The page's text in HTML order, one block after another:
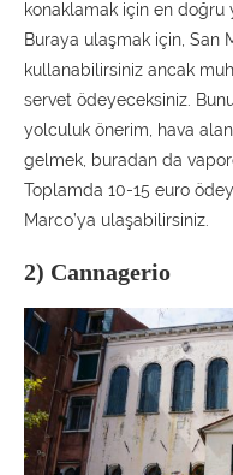
konaklamak için en doğru
Buraya ulaşmak için, San
kullanabilirsiniz ancak
servet ödeyeceksiniz.
yolculuk önerim, hava
gelmek, buradan da
Toplamda 10-15 euro
Marco’ya ulaşabilirsiniz.
2) Cannagerio